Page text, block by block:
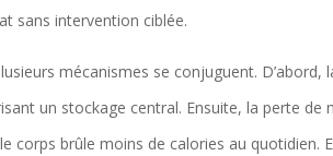
sans intervention ciblée.
mécanismes se conjuguent.
un stockage central. Ensuite, la perte
corps brûle moins de calories au quotidien.